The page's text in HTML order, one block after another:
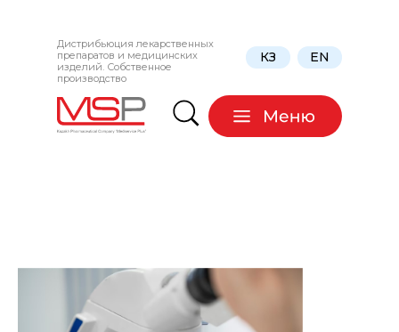
Дистрибьюция лекарственных
препаратов и медицинских
изделий. Собственное
производство
КЗ EN